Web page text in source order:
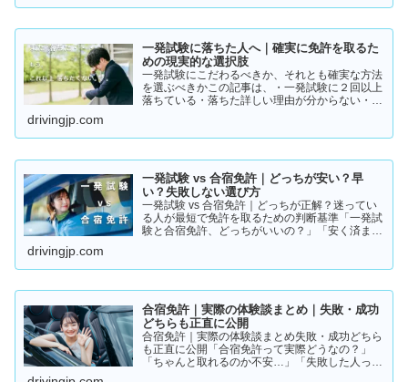
2つです。・一発試験…
一発試験に落ちた人へ｜確実に免許を取るた
めの現実的な選択肢
一発試験にこだわるべきか、それとも確実な方法
を選ぶべきかこの記事は、・一発試験に２回以上
落ちている・落ちた詳しい理由が分からない・こ
らに何回も落ちる・数…
drivingjp.com
一発試験 vs 合宿免許｜どっちが安い？早
い？失敗しない選び方
一発試験 vs 合宿免許｜どっちが正解？迷ってい
る人が最短で免許を取るための判断基準「一発試
験と合宿免許、どっちがいいの？」「安く済ませ
と、人によって最適…
drivingjp.com
合宿免許｜実際の体験談まとめ｜失敗・成功
どちらも正直に公開
合宿免許｜実際の体験談まとめ失敗・成功どちら
も正直に公開「合宿免許って実際どうなの？」
「ちゃんと取れるのか不安…」「失敗した人って